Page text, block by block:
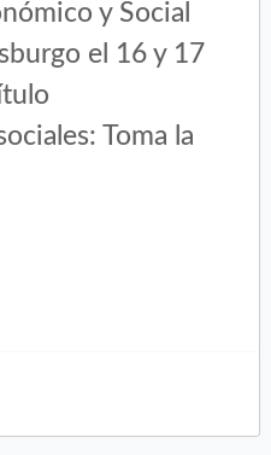
y Social
el 16 y 17
Toma la